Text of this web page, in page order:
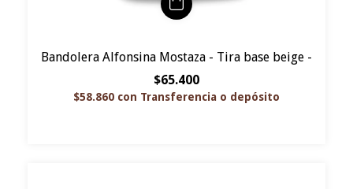
Bandolera Alfonsina Mostaza - Tira base beige -
$65.400
$58.860 con Transferencia o depósito